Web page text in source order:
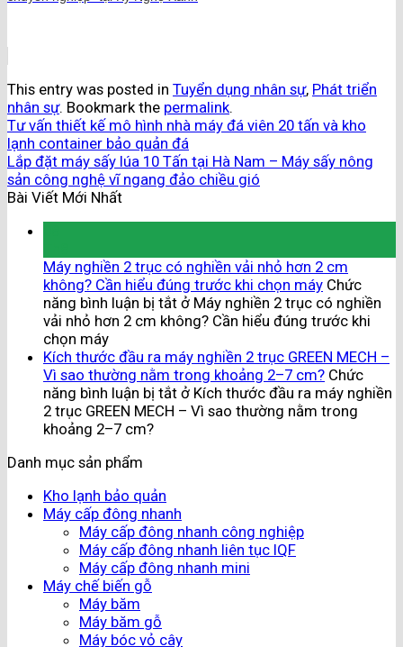
This entry was posted in Tuyển dụng nhân sự, Phát triển
nhân sự. Bookmark the permalink.
Tư vấn thiết kế mô hình nhà máy đá viên 20 tấn và kho
lạnh container bảo quản đá
Lắp đặt máy sấy lúa 10 Tấn tại Hà Nam – Máy sấy nông
sản công nghệ vĩ ngang đảo chiều gió
Bài Viết Mới Nhất
Máy nghiền 2 trục có nghiền vải nhỏ hơn 2 cm
không? Cần hiểu đúng trước khi chọn máy Chức
năng bình luận bị tắt ở Máy nghiền 2 trục có nghiền
vải nhỏ hơn 2 cm không? Cần hiểu đúng trước khi
chọn máy
Kích thước đầu ra máy nghiền 2 trục GREEN MECH –
Vì sao thường nằm trong khoảng 2–7 cm? Chức
năng bình luận bị tắt ở Kích thước đầu ra máy nghiền
2 trục GREEN MECH – Vì sao thường nằm trong
khoảng 2–7 cm?
Danh mục sản phẩm
Kho lạnh bảo quản
Máy cấp đông nhanh
Máy cấp đông nhanh công nghiệp
Máy cấp đông nhanh liên tục IQF
Máy cấp đông nhanh mini
Máy chế biến gỗ
Máy băm
Máy băm gỗ
Máy bóc vỏ cây